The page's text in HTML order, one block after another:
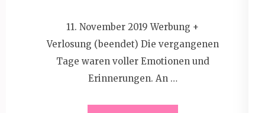
11. November 2019 Werbung +
Verlosung (beendet) Die vergangenen
Tage waren voller Emotionen und
Erinnerungen. An …